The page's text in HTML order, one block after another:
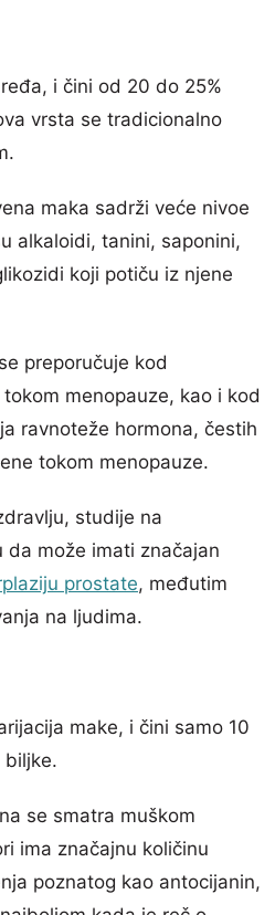
i čini od 20 do 25%
vrsta se tradicionalno
maka sadrži veće nivoe
alkaloidi, tanini, saponini,
koji potiču iz njene
preporučuje kod
menopauze, kao i kod
ravnoteže hormona, čestih
tokom menopauze.
studije na
da može imati značajan
prostate, međutim
na ljudima.
make, i čini samo 10
biljke.
se smatra muškom
ima značajnu količinu
poznatog kao antocijanin,